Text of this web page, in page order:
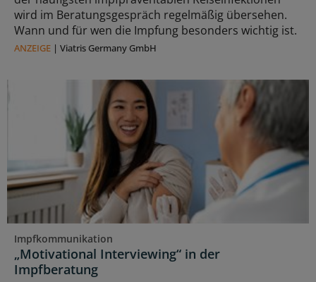
wird im Beratungsgespräch regelmäßig übersehen.
Wann und für wen die Impfung besonders wichtig ist.
ANZEIGE | Viatris Germany GmbH
Impfkommunikation
„Motivational Interviewing“ in der
Impfberatung